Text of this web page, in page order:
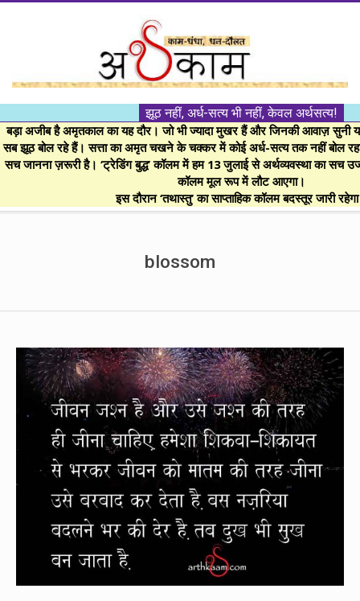
।।
अर्थकाम।।
BE
FINANCIALLY
झूठ नहीं, अर्ध-सत्य भी नहीं, केवल अर्थसत्य!
बड़ा अजीब है अमृतकाल का यह दौर। जो भी ज्यादा मुखर हैं और जिनकी आवाज़ सुनी
सब झूठ बोल रहे हैं। सत्ता का अमृत चखने के चक्कर में कोई अर्ध-सत्य तक नहीं बोल
सच जानना ज़रूरी है। ‘ट्रेडिंग बुद्ध’ कॉलम में हम 13 जुलाई से अर्थव्यवस्था का सच
कॉलम मूल रूप में लौट आएगा।
इस दौरान ‘तथास्तु’ का साप्ताहिक कॉलम बदस्तूर जारी
blossom